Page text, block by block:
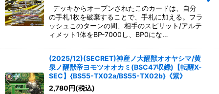
デッキからオープンされたこのカードは、自分
の手札1枚を破棄することで、手札に加える。フラ
ッシュこのターンの間、相手のスピリット/アルテ
ィメット1体をBP-7000し、BP0にな…
(2025/12)(SECRET)神産ノ大醒獣オオヤシマ/黄
泉ノ醒獣帝ヨモツオオカミ(BSC47収録)【転醒X-
SEC】{BS55-TX02a/BS55-TX02b}《紫》
2,780円(税込)